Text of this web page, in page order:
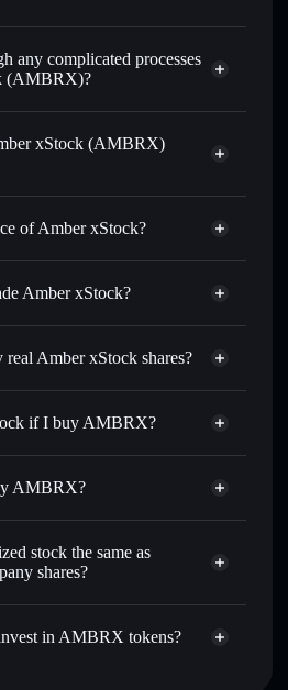
1:1 backed,
any complicated processes
(AMBRX)?
xStock (AMBRX)
xStock
of Amber xStock?
xStock
$1.38
Amber xStock?
Amber xStock shares?
if I buy AMBRX?
AMBRX?
stock the same as
shares?
in AMBRX tokens?